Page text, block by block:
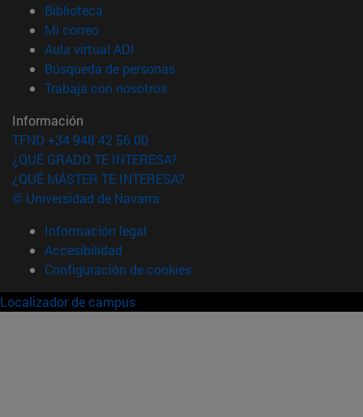
Biblioteca
Mi correo(abre en nueva ventana)
Aula virtual ADI
Búsqueda de personas(abre en nueva ventana)
Trabaja con nosotros(abre en nueva ventana)
Información
TFNO +34 948 42 56 00
¿QUÉ GRADO TE INTERESA?
¿QUÉ MÁSTER TE INTERESA?
© Universidad de Navarra
Información legal
Accesibilidad
Configuración de cookies
Localizador de campus